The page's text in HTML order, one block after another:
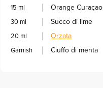
15 ml Orange Curaçao
30 ml Succo di lime
20 ml Orzata
Garnish Ciuffo di menta